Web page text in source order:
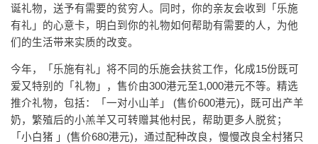
诞礼物，送予有需要的贫穷人。同时，你的亲友会收到「乐施
有礼」的心意卡，明白到你的礼物如何帮助有需要的人，为他
们的生活带来实质的改变。
今年，「乐施有礼」将不同的乐施会扶贫工作，化成15份既可
爱又特别的「礼物」，售价由300港元至1,000港元不等。精选
推介礼物，包括：「一对小山羊」 (售价600港元)，既可出产羊
奶，繁殖后的小羔羊又可转赠其他村民，帮助更多人脱贫；
「小白猪 」(售价680港元)，通过配种改良，慢慢改良全村猪只